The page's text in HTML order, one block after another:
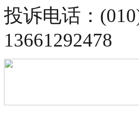
投诉电话：
13661292478